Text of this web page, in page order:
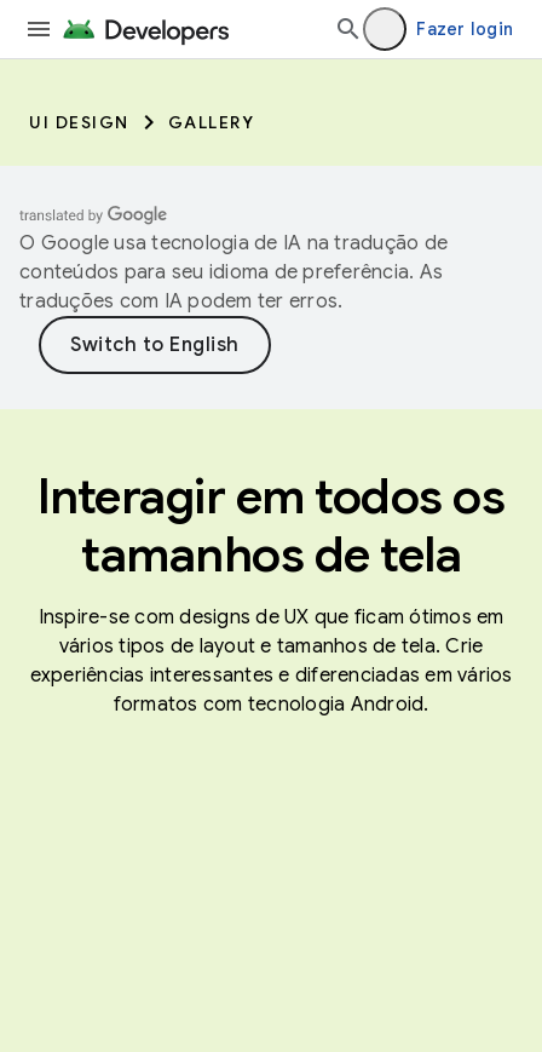
Fazer login
UI DESIGN GALLERY
O Google usa tecnologia de IA na tradução de
conteúdos para seu idioma de preferência. As
traduções com IA podem ter erros.
Interagir em todos os
tamanhos de tela
Inspire-se com designs de UX que ficam ótimos em
vários tipos de layout e tamanhos de tela. Crie
experiências interessantes e diferenciadas em vários
formatos com tecnologia Android.